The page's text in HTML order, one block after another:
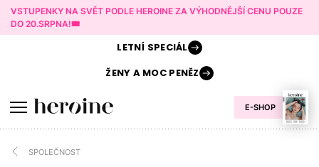
VSTUPENKY NA SVĚT PODLE HEROINE ZA VÝHODNĚJŠÍ CENU POUZE
DO 20.SRPNA!🎟️
E-SHOP
LETNÍ SPECIÁL
ŽENY AMOC PENĚZ
SPOLEČNOST